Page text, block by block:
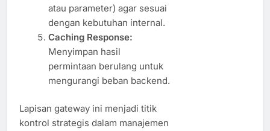
atau parameter) agar sesuai
dengan kebutuhan internal.
Caching Response:
Menyimpan hasil
permintaan berulang untuk
mengurangi beban backend.
Lapisan gateway ini menjadi titik
kontrol strategis dalam manajemen